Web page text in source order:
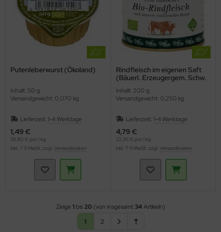
Putenleberwurst (Ökoland)
Inhalt: 50 g
Versandgewicht: 0,070 kg
Lieferzeit: 1-4 Werktage
1,49 €
29,80 € pro 1 kg
inkl. 7 % MwSt. zzgl. Versandkosten
Rindfleisch im eigenen Saft
(Bäuerl. Erzeugergem. Schw.
Inhalt: 200 g
Versandgewicht: 0,250 kg
Lieferzeit: 1-4 Werktage
4,79 €
23,95 € pro 1 kg
inkl. 7 % MwSt. zzgl. Versandkosten
Zeige 1bis20(von insgesamt 34Artikeln)
1
2